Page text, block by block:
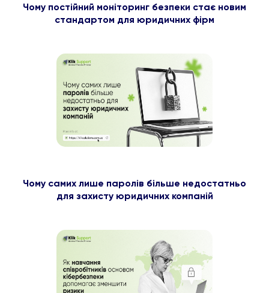
Чому постійний моніторинг безпеки стає новим
стандартом для юридичних фірм
Чому самих лише паролів більше недостатньо
для захисту юридичних компаній